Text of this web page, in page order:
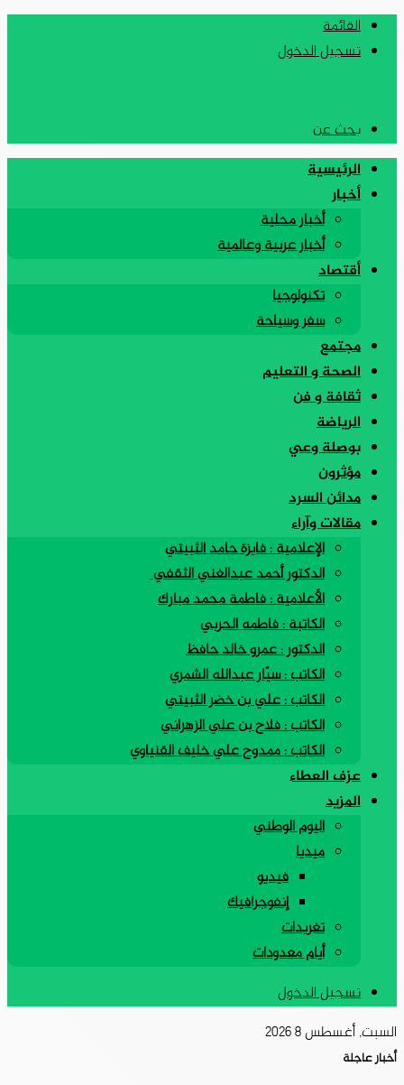
القائمة
تسجيل الدخول
بحث عن
الرئيسية
أخبار
أخبار محلية
أخبار عربية وعالمية
أقتصاد
تكنولوجيا
سفر وسياحة
مجتمع
الصحة و التعليم
ثقافة و فن
الرياضة
بوصلة وعي
مؤثرون
مدائن السرد
مقالات وآراء
الإعلامية : فايزة حامد الثبيتي
الدكتور أحمد عبدالغني الثقفي
الأعلامية : فاطمة محمد مبارك
الكاتبة : فاطمه الحربي
الدكتور : عمرو خالد حافظ
الكاتب : سيّار عبدالله الشمري
الكاتب : علي بن خضر الثبيتي
الكاتب : فلاح بن علي الزهراني
الكاتب : ممدوح علي خليف القنياوي
عزف العطاء
المزيد
اليوم الوطني
ميديا
فيديو
إنفوجرافيك
تغريدات
أيام معدودات
تسجيل الدخول
السبت, أغسطس 8 2026
أخبار عاجلة